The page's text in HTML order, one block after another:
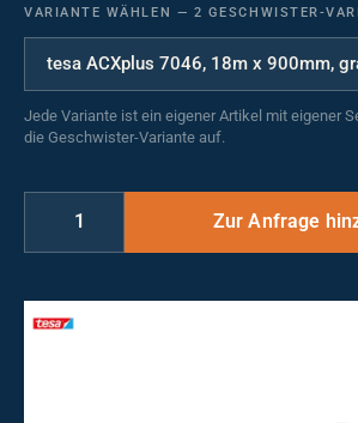
VARIANTE WÄHLEN — 2 GESCHWISTER-
Jede Variante ist ein eigener Artikel mit eigener
die Geschwister-Variante auf.